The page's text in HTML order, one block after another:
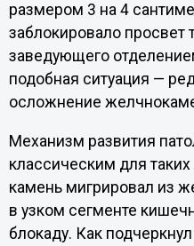
размером 3 на 4
заблокировало
заведующего
подобная ситуация —
осложнение
Механизм развития
классическим для
камень мигрировал из
в узком сегменте
блокаду. Как